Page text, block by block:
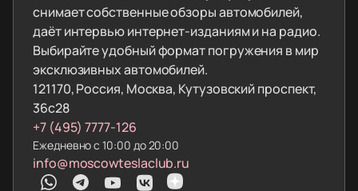
снимает собственные обзоры автомобилей,
даёт интервью интернет-изданиям и на радио.
Выбирайте удобный формат погружения в мир
эксклюзивных автомобилей.
121170, Россия, Москва, Кутузовский проспект,
36с28
+7 (495) 7777-126
Ежедневно с 10:00 до 20:00
info@moscowteslaclub.ru